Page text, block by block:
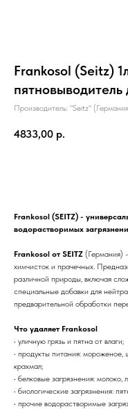
Frankosol (Seitz)
пятновыводитель
Производитель: "Seitz"
4833,00 р.
Frankosol (SEITZ) -
водорастворимых
Frankosol от SEITZ (Германия)
химчисток и прачечных.
различной природы, включая
специальные добавки для
предварительной обработки
Что удаляет Frankosol
• уличную грязь и пятна от влаги;
• продукты питания: мороженое,
крахмал;
• белковые загрязнения: молоко,
• биологические загрязнения:
• прочие водорастворимые